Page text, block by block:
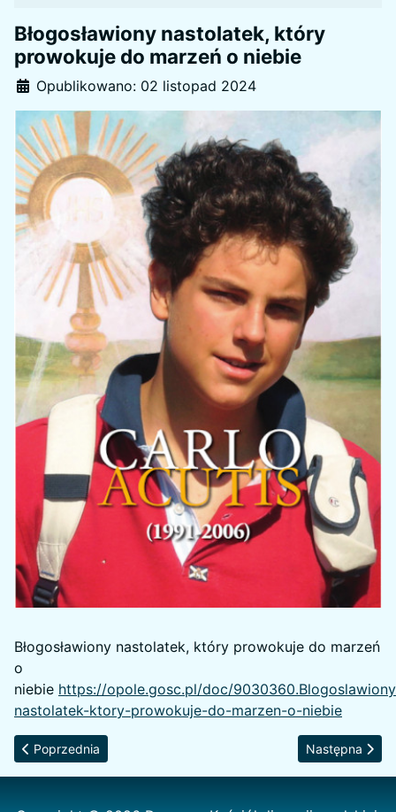
Błogosławiony nastolatek, który
prowokuje do marzeń o niebie
Szczegóły
Opublikowano: 02 listopad 2024
Błogosławiony nastolatek, który prowokuje do marzeń
o
niebie https://opole.gosc.pl/doc/
nastolatek-ktory-prowokuje-do-marzen-o-niebie
Poprzednia strona: Diecezjalny Dzień Wspólnoty Ruchu
Poprzednia Następna
Następna